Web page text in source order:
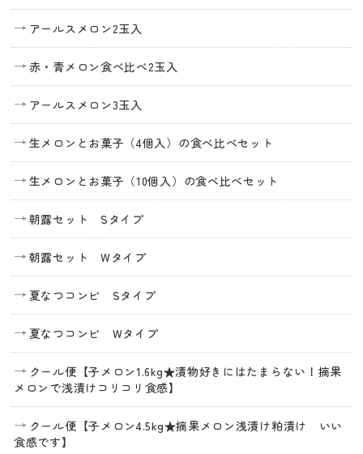
アールスメロン2玉入
赤・青メロン食べ比べ2玉入
アールスメロン3玉入
生メロンとお菓子（4個入）の食べ比べセット
生メロンとお菓子（10個入）の食べ比べセット
朝露セット Sタイプ
朝露セット Wタイプ
夏なつコンビ Sタイプ
夏なつコンビ Wタイプ
クール便【子メロン1.6kg★漬物好きにはたまらない！摘果
メロンで浅漬けコリコリ食感】
クール便【子メロン4.5kg★摘果メロン浅漬け粕漬け いい
食感です】